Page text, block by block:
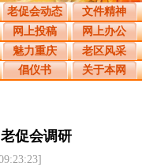
老促会动态
文件精神
网上投稿
网上办公
魅力重庆
老区风采
倡仪书 关于本网
促会调研